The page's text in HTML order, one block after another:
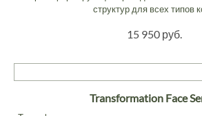
структур для всех типов
15 950 руб.
Transformation Face